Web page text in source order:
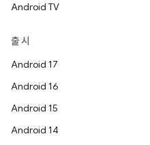
Android TV
출시
Android 17
Android 16
Android 15
Android 14